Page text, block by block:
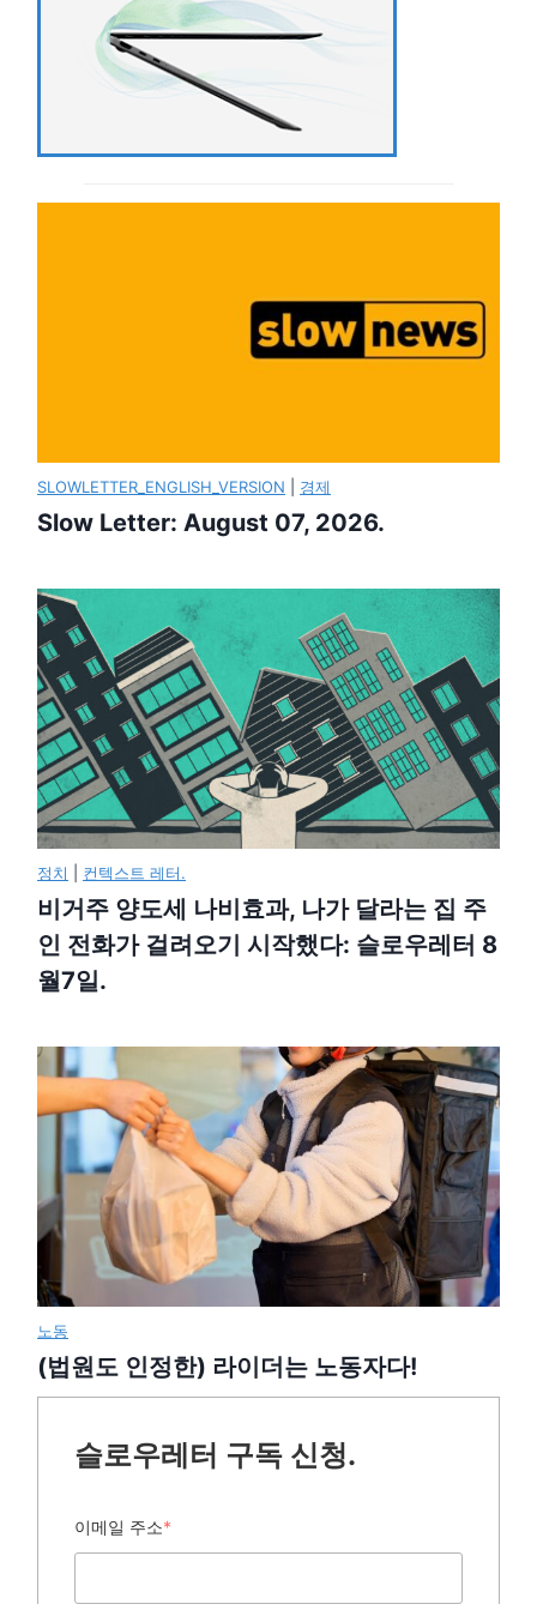
SLOWLETTER_ENGLISH_VERSION 경제
Slow Letter: August 07, 2026.
정치 컨텍스트 레터.
비거주 양도세 나비효과, 나가 달라는 집 주
인 전화가 걸려오기 시작했다: 슬로우레터 8
월7일.
노동
(법원도 인정한) 라이더는 노동자다!
슬로우레터 구독 신청.
이메일 주소*